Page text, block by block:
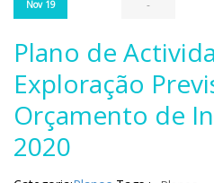
Nov 19 -
Plano de
Exploração
Orçamento de
2020